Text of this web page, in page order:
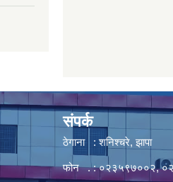
संपर्क
ठेगाना : शनिश्चरे, झापा
फोन . : ०२३५९७००२,